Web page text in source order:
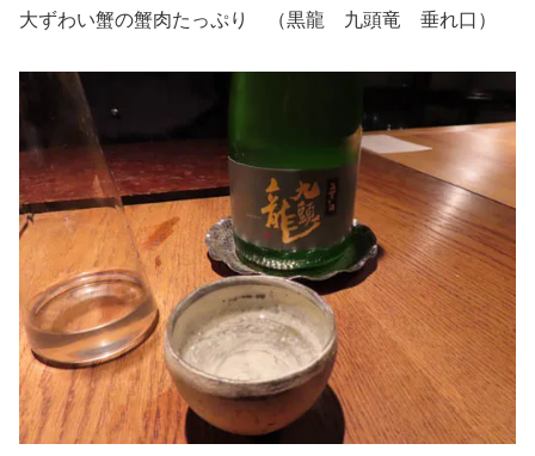
大ずわい蟹の蟹肉たっぷり （黒龍 九頭竜 垂れ口）